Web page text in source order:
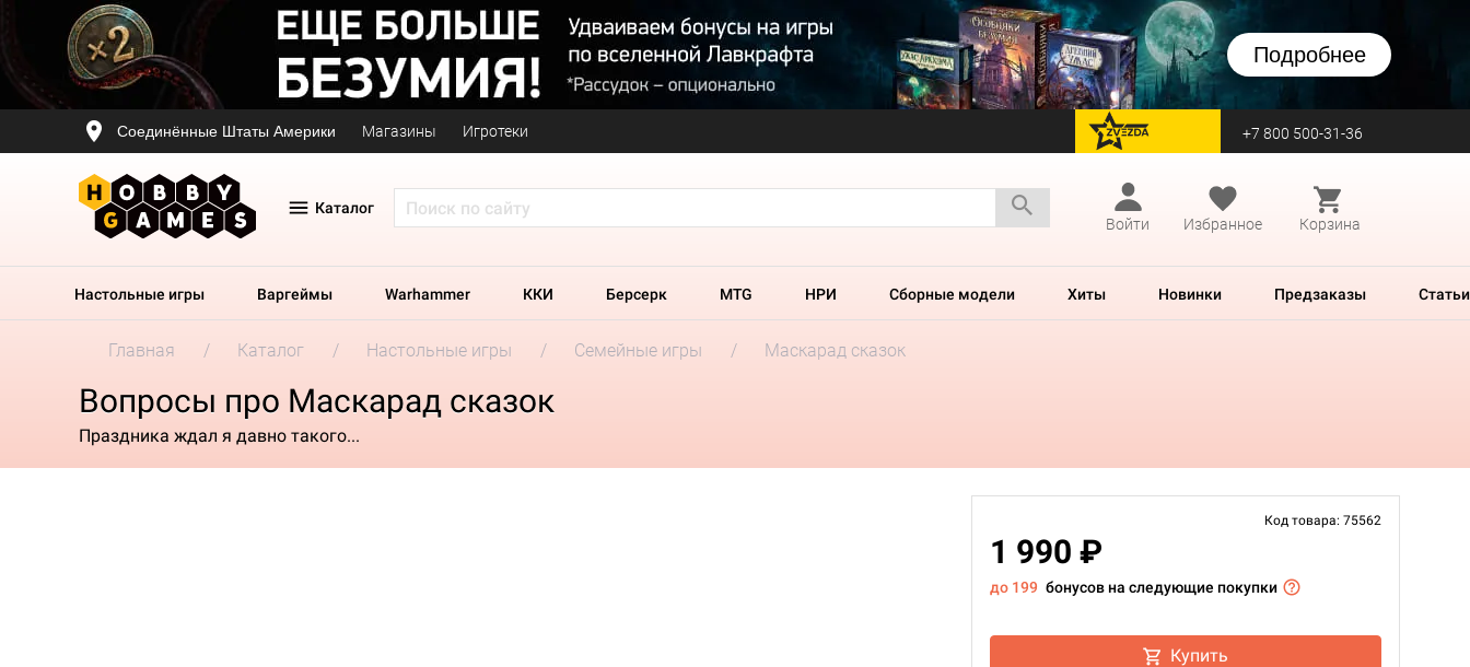
Подробнее
Соединённые Штаты Америки Магазины Игротеки перейти на Zvezda +7 800 500-31-36
Каталог
Войти
Избранное Корзина
Настольные игры Варгеймы Warhammer ККИ Берсерк MTG НРИ Сборные модели Хиты Новинки Предзаказы Статьи
Главная Каталог Настольные игры Семейные игры Маскарад сказок
Вопросы про Маскарад сказок
Праздника ждал я давно такого...
Код товара: 75562
1 990 ₽
до 199 бонусов на следующие покупки
Купить